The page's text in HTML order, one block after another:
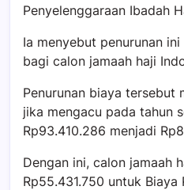
Penyelenggaraan Ibadah
Ia menyebut penurunan
bagi calon jamaah haji
Penurunan biaya tersebut
jika mengacu pada tahun
Rp93.410.286 menjadi
Dengan ini, calon jamaah
Rp55.431.750 untuk Biaya